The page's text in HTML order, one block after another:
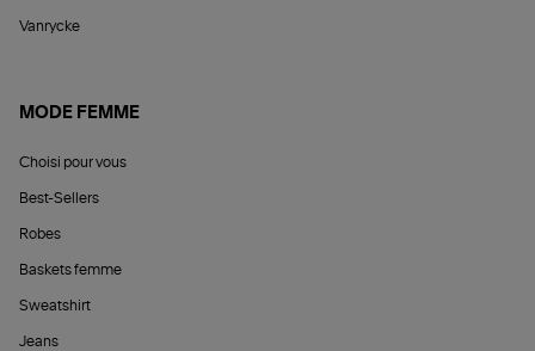
Vanrycke
MODE FEMME
Choisi pour vous
Best-Sellers
Robes
Baskets femme
Sweatshirt
Jeans